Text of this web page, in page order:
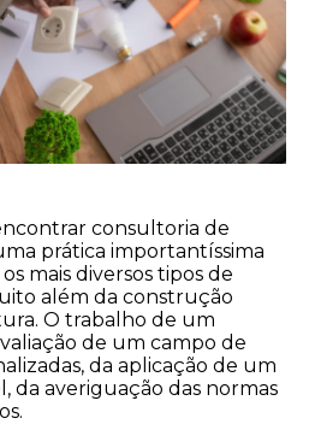
consultoria de
prática importantíssima
mais diversos tipos de
além da construção
O trabalho de um
de um campo de
da aplicação de um
da averiguação das normas